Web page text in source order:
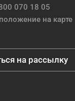
070 18 05
на карте
на рассылку